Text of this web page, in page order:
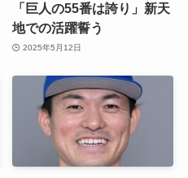
「巨人の55番は誇り」新天
地での活躍誓う
2025年5月12日